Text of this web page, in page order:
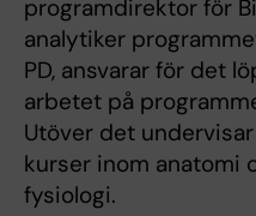
programdirektor för
analytiker
PD, ansvarar för det
arbetet på
Utöver det
kurser inom anatomi
fysiologi.